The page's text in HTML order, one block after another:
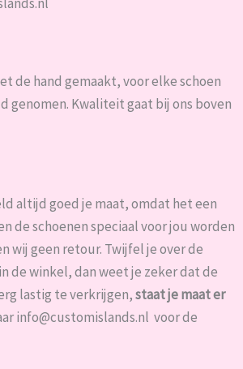
de hand gemaakt, voor elke schoen
genomen. Kwaliteit gaat bij ons boven
altijd goed je maat, omdat het een
de schoenen speciaal voor jou worden
wij geen retour. Twijfel je over de
de winkel, dan weet je zeker dat de
lastig te verkrijgen,staat je maat er
info@customislands.nl voor de